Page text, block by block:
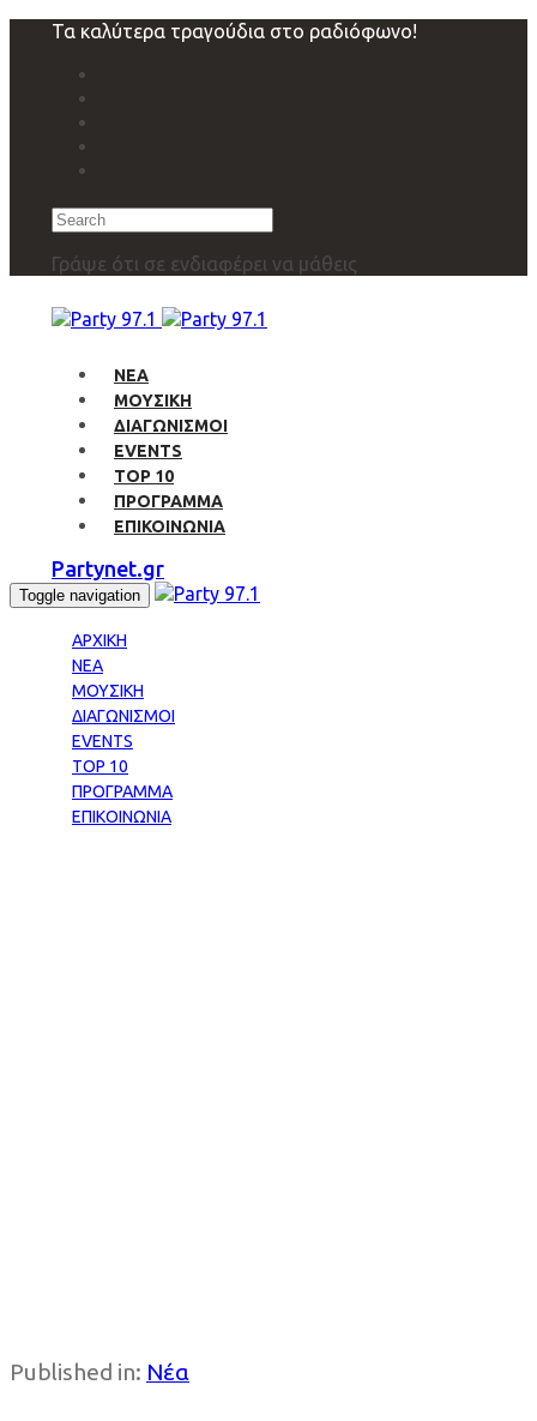
navigation
Τα καλύτερα τραγούδια στο ραδιόφωνο!
Search
Γράψε ότι σε ενδιαφέρει να μάθεις
ΝΕΑ
ΜΟΥΣΙΚΗ
ΔΙΑΓΩΝΙΣΜΟΙ
EVENTS
TOP 10
ΠΡΟΓΡΑΜΜΑ
ΕΠΙΚΟΙΝΩΝΙΑ
Partynet.gr
Toggle navigation
ΑΡΧΙΚΗ
ΝΕΑ
ΜΟΥΣΙΚΗ
ΔΙΑΓΩΝΙΣΜΟΙ
EVENTS
TOP 10
ΠΡΟΓΡΑΜΜΑ
ΕΠΙΚΟΙΝΩΝΙΑ
Published in: Νέα